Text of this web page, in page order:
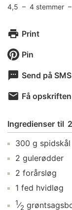
4,5 – 4 stemmer –
Print
Pin
Send på SMS
Få
Ingredienser til
300 g spidskål
2 gulerødder
2 forårsløg
1 fed hvidløg
1⁄2